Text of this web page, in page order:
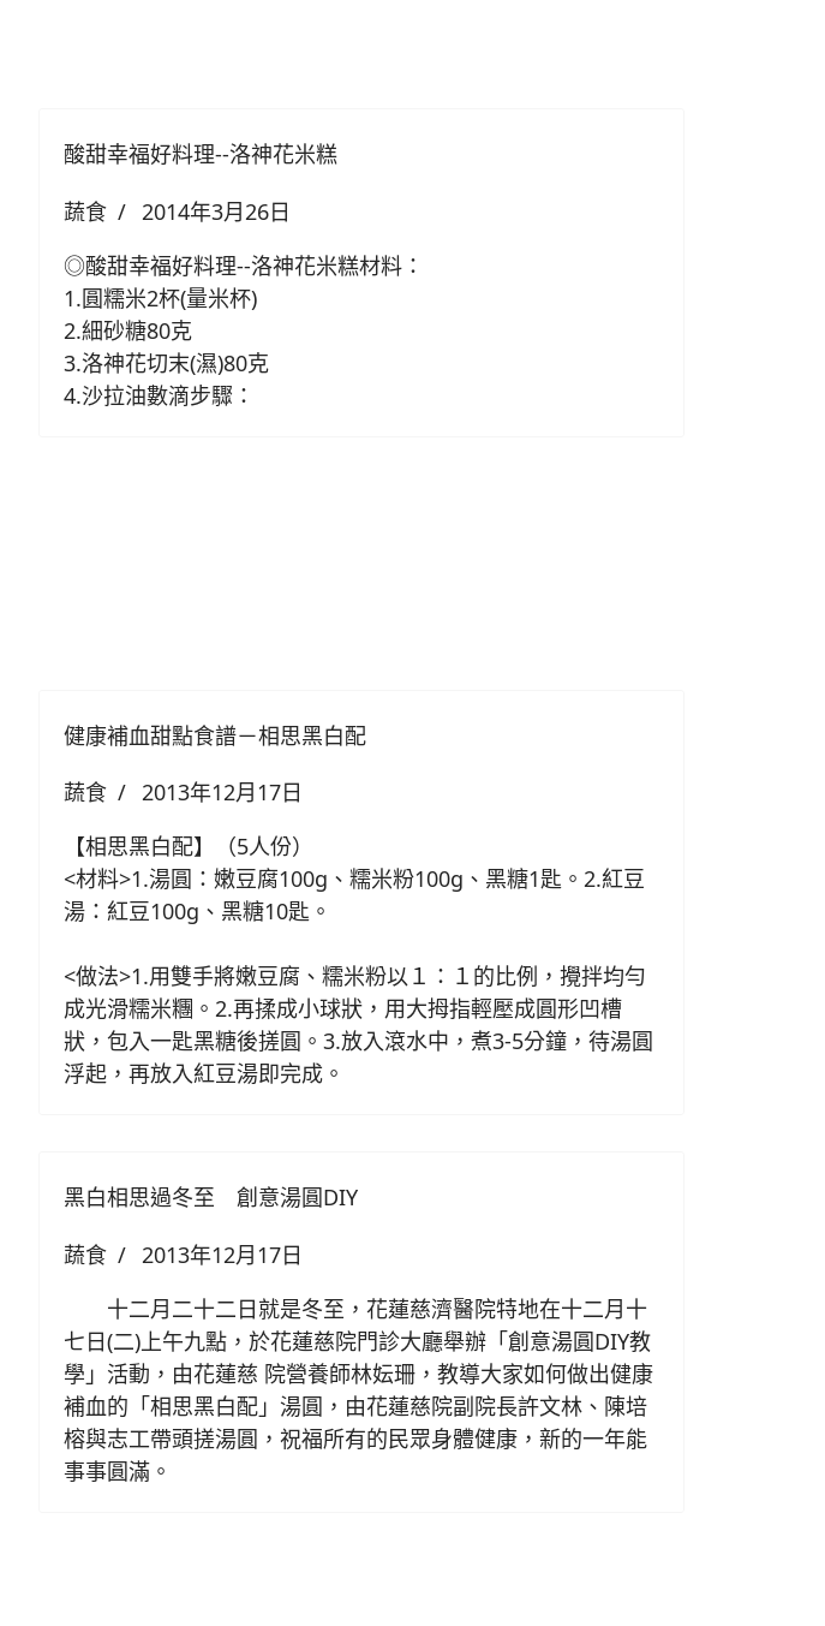
酸甜幸福好料理--洛神花米糕
蔬食
2014年3月26日
◎酸甜幸福好料理--洛神花米糕材料：
1.圓糯米2杯(量米杯)
2.細砂糖80克
3.洛神花切末(濕)80克
4.沙拉油數滴步驟：
健康補血甜點食譜－相思黑白配
蔬食
2013年12月17日
【相思黑白配】（5人份）
<材料>1.湯圓：嫩豆腐100g、糯米粉100g、黑糖1匙。2.紅豆
湯：紅豆100g、黑糖10匙。
<做法>1.用雙手將嫩豆腐、糯米粉以１：１的比例，攪拌均勻
成光滑糯米糰。2.再揉成小球狀，用大拇指輕壓成圓形凹槽
狀，包入一匙黑糖後搓圓。3.放入滾水中，煮3-5分鐘，待湯圓
浮起，再放入紅豆湯即完成。
黑白相思過冬至 創意湯圓DIY
蔬食
2013年12月17日
十二月二十二日就是冬至，花蓮慈濟醫院特地在十二月十
七日(二)上午九點，於花蓮慈院門診大廳舉辦「創意湯圓DIY教
學」活動，由花蓮慈 院營養師林妘珊，教導大家如何做出健康
補血的「相思黑白配」湯圓，由花蓮慈院副院長許文林、陳培
榕與志工帶頭搓湯圓，祝福所有的民眾身體健康，新的一年能
事事圓滿。